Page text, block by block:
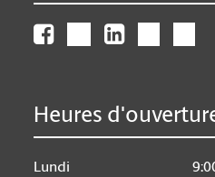
Heures
Lundi